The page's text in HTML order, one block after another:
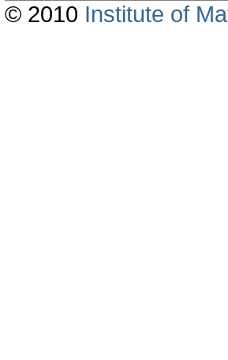
© 2010 Institute of